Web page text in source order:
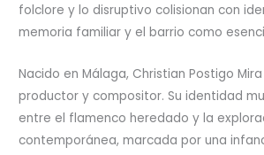
folclore y lo disruptivo colisionan con
memoria familiar y el barrio como
Nacido en Málaga, Christian Postigo
productor y compositor. Su identidad
entre el flamenco heredado y la
contemporánea, marcada por una